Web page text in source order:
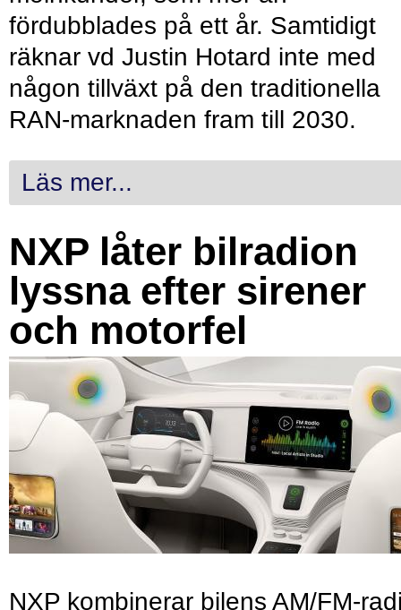
fördubblades på ett år. Samtidigt
räknar vd Justin Hotard inte med
någon tillväxt på den traditionella
RAN-marknaden fram till 2030.
Läs mer...
NXP låter bilradion
lyssna efter sirener
och motorfel
NXP kombinerar bilens AM/FM-